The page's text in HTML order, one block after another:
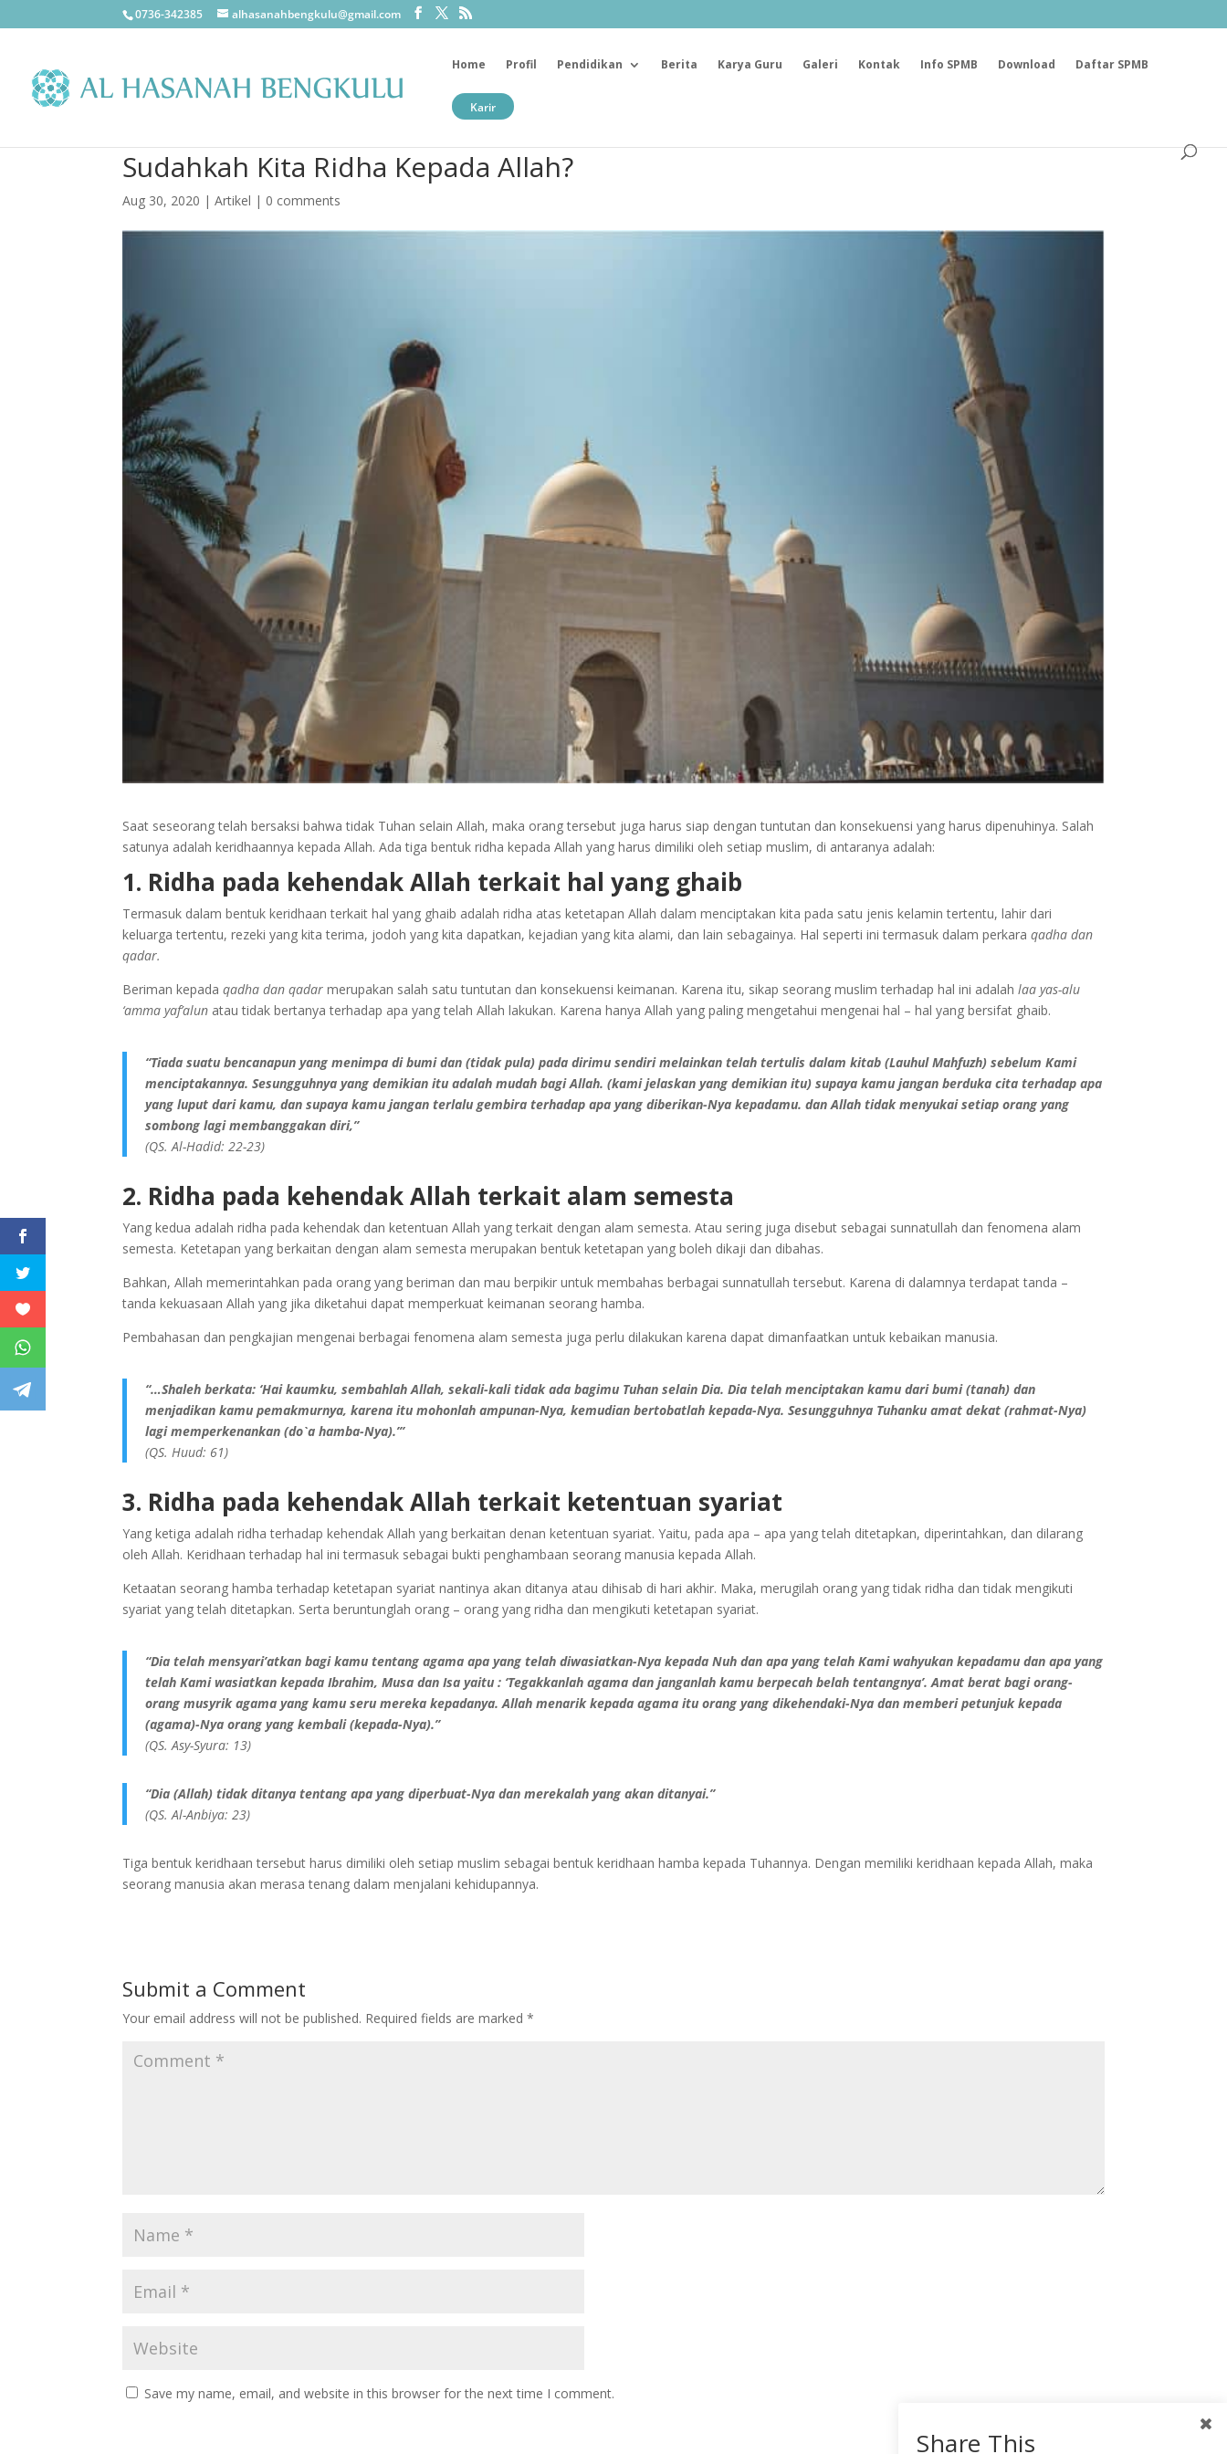
0736-342385 alhasanahbengkulu@gmail.com
Home Profil Pendidikan Berita Karya Guru Galeri Kontak Info SPMB Download Daftar SPMB
Karir
Sudahkah Kita Ridha Kepada Allah?
Aug 30, 2020 |Artikel | 0 comments
Saat seseorang telah bersaksi bahwa tidak Tuhan selain Allah, maka orang tersebut juga harus siap dengan tuntutan dan konsekuensi yang harus dipenuhinya. Salah
satunya adalah keridhaannya kepada Allah. Ada tiga bentuk ridha kepada Allah yang harus dimiliki oleh setiap muslim, di antaranya adalah:
1. Ridha pada kehendak Allah terkait hal yang ghaib
Termasuk dalam bentuk keridhaan terkait hal yang ghaib adalah ridha atas ketetapan Allah dalam menciptakan kita pada satu jenis kelamin tertentu, lahir dari
keluarga tertentu, rezeki yang kita terima, jodoh yang kita dapatkan, kejadian yang kita alami, dan lain sebagainya. Hal seperti ini termasuk dalam perkaraqadha dan
qadar.
Beriman kepadaqadha dan qadar merupakan salah satu tuntutan dan konsekuensi keimanan. Karena itu, sikap seorang muslim terhadap hal ini adalahlaa yas-alu
‘amma yaf’alun atau tidak bertanya terhadap apa yang telah Allah lakukan. Karena hanya Allah yang paling mengetahui mengenai hal – hal yang bersifat ghaib.
“Tiada suatu bencanapun yang menimpa di bumi dan (tidak pula) pada dirimu sendiri melainkan telah tertulis dalam kitab (Lauhul Mahfuzh) sebelum Kami
menciptakannya. Sesungguhnya yang demikian itu adalah mudah bagi Allah. (kami jelaskan yang demikian itu) supaya kamu jangan berduka cita terhadap apa
yang luput dari kamu, dan supaya kamu jangan terlalu gembira terhadap apa yang diberikan-Nya kepadamu. dan Allah tidak menyukai setiap orang yang
sombong lagi membanggakan diri,”
(QS. Al-Hadid: 22-23)
2. Ridha pada kehendak Allah terkait alam semesta
Yang kedua adalah ridha pada kehendak dan ketentuan Allah yang terkait dengan alam semesta. Atau sering juga disebut sebagai sunnatullah dan fenomena alam
semesta. Ketetapan yang berkaitan dengan alam semesta merupakan bentuk ketetapan yang boleh dikaji dan dibahas.
Bahkan, Allah memerintahkan pada orang yang beriman dan mau berpikir untuk membahas berbagai sunnatullah tersebut. Karena di dalamnya terdapat tanda –
tanda kekuasaan Allah yang jika diketahui dapat memperkuat keimanan seorang hamba.
Pembahasan dan pengkajian mengenai berbagai fenomena alam semesta juga perlu dilakukan karena dapat dimanfaatkan untuk kebaikan manusia.
“…Shaleh berkata: ‘Hai kaumku, sembahlah Allah, sekali-kali tidak ada bagimu Tuhan selain Dia. Dia telah menciptakan kamu dari bumi (tanah) dan
menjadikan kamu pemakmurnya, karena itu mohonlah ampunan-Nya, kemudian bertobatlah kepada-Nya. Sesungguhnya Tuhanku amat dekat (rahmat-Nya)
lagi memperkenankan (do`a hamba-Nya).’”
(QS. Huud: 61)
3. Ridha pada kehendak Allah terkait ketentuan syariat
Yang ketiga adalah ridha terhadap kehendak Allah yang berkaitan denan ketentuan syariat. Yaitu, pada apa – apa yang telah ditetapkan, diperintahkan, dan dilarang
oleh Allah. Keridhaan terhadap hal ini termasuk sebagai bukti penghambaan seorang manusia kepada Allah.
Ketaatan seorang hamba terhadap ketetapan syariat nantinya akan ditanya atau dihisab di hari akhir. Maka, merugilah orang yang tidak ridha dan tidak mengikuti
syariat yang telah ditetapkan. Serta beruntunglah orang – orang yang ridha dan mengikuti ketetapan syariat.
“Dia telah mensyari’atkan bagi kamu tentang agama apa yang telah diwasiatkan-Nya kepada Nuh dan apa yang telah Kami wahyukan kepadamu dan apa yang
telah Kami wasiatkan kepada Ibrahim, Musa dan Isa yaitu : ‘Tegakkanlah agama dan janganlah kamu berpecah belah tentangnya’. Amat berat bagi orang-
orang musyrik agama yang kamu seru mereka kepadanya. Allah menarik kepada agama itu orang yang dikehendaki-Nya dan memberi petunjuk kepada
(agama)-Nya orang yang kembali (kepada-Nya).”
(QS. Asy-Syura: 13)
“Dia (Allah) tidak ditanya tentang apa yang diperbuat-Nya dan merekalah yang akan ditanyai.”
(QS. Al-Anbiya: 23)
Tiga bentuk keridhaan tersebut harus dimiliki oleh setiap muslim sebagai bentuk keridhaan hamba kepada Tuhannya. Dengan memiliki keridhaan kepada Allah, maka
seorang manusia akan merasa tenang dalam menjalani kehidupannya.
Submit a Comment
Your email address will not be published. Required fields are marked*
Save my name, email, and website in this browser for the next time I comment.
Share This